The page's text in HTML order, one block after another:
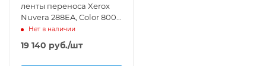
ленты переноса Xerox
Nuvera 288EA, Color 800,
1000 - 042K94250,
Нет в наличии
19 140 руб./шт